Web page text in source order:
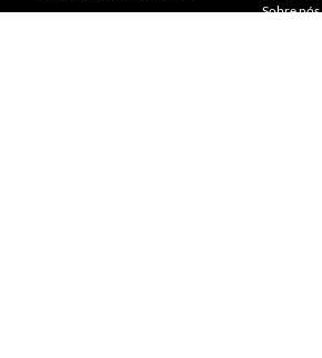
Sobre nós